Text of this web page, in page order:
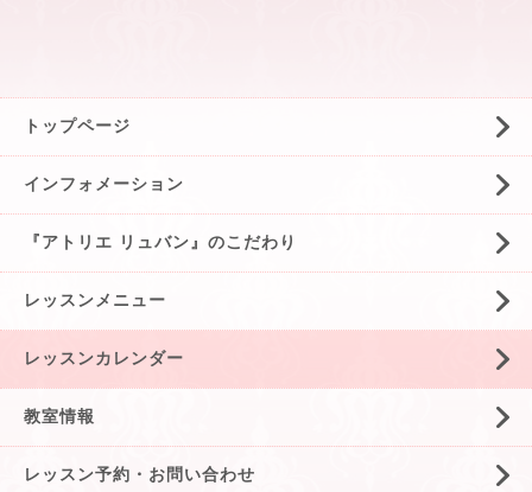
トップページ
インフォメーション
『アトリエ リュバン』のこだわり
レッスンメニュー
レッスンカレンダー
教室情報
レッスン予約・お問い合わせ